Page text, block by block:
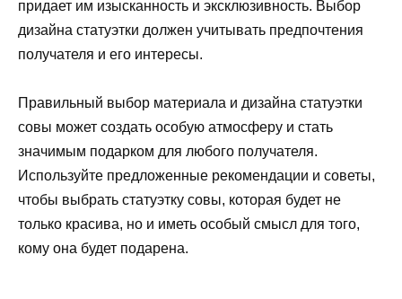
придает им изысканность и эксклюзивность. Выбор
дизайна статуэтки должен учитывать предпочтения
получателя и его интересы.
Правильный выбор материала и дизайна статуэтки
совы может создать особую атмосферу и стать
значимым подарком для любого получателя.
Используйте предложенные рекомендации и советы,
чтобы выбрать статуэтку совы, которая будет не
только красива, но и иметь особый смысл для того,
кому она будет подарена.